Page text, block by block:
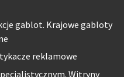
gablot. Krajowe gabloty
reklamowe
Witryny